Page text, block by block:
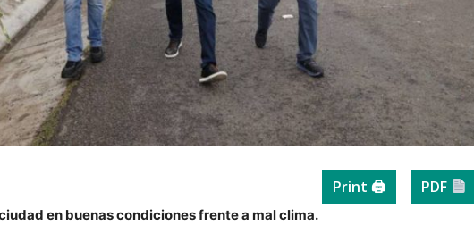
Print 🖨 PDF
en buenas condiciones frente a mal clima.